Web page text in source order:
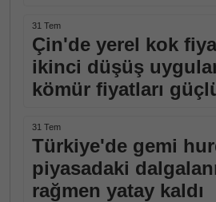
31 Tem
Çin'de yerel kok
ikinci düşüş
kömür fiyatları
31 Tem
Türkiye'de gemi
piyasadaki
rağmen yatay kaldı